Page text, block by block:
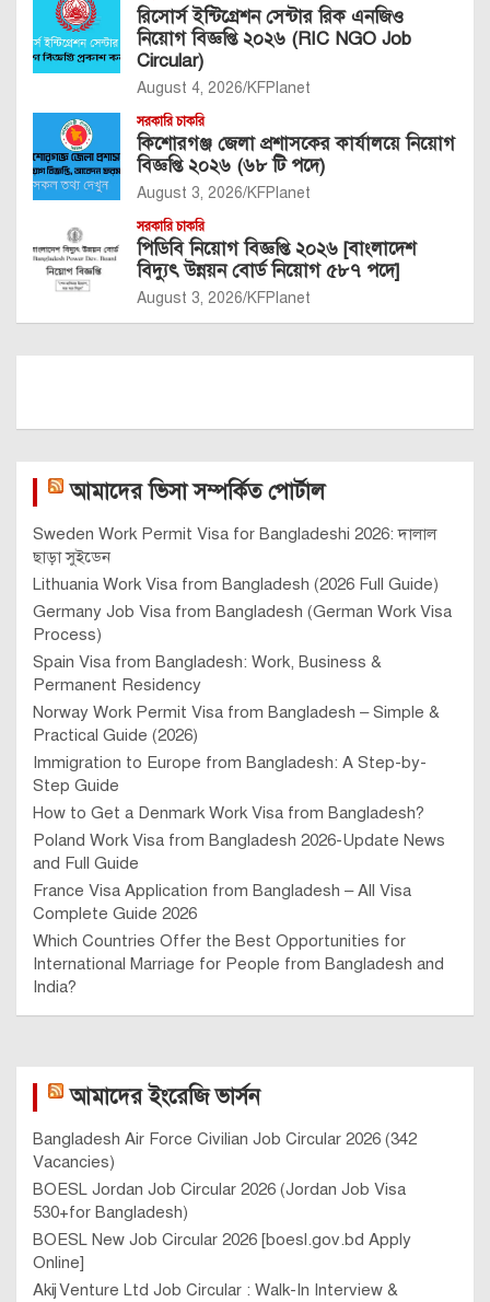
রিসোর্স ইন্টিগ্রেশন সেন্টার রিক এনজিও
নিয়োগ বিজ্ঞপ্তি ২০২৬ (RIC NGO Job
Circular)
August 4, 2026 KFPlanet
সরকারি চাকরি
কিশোরগঞ্জ জেলা প্রশাসকের কার্যালয়ে নিয়োগ
বিজ্ঞপ্তি ২০২৬ (৬৮ টি পদে)
August 3, 2026 KFPlanet
সরকারি চাকরি
পিডিবি নিয়োগ বিজ্ঞপ্তি ২০২৬ [বাংলাদেশ
বিদ্যুৎ উন্নয়ন বোর্ড নিয়োগ ৫৮৭ পদে]
August 3, 2026 KFPlanet
আমাদের ভিসা সম্পর্কিত পোর্টাল
Sweden Work Permit Visa for Bangladeshi 2026: দালাল
ছাড়া সুইডেন
Lithuania Work Visa from Bangladesh (2026 Full Guide)
Germany Job Visa from Bangladesh (German Work Visa
Process)
Spain Visa from Bangladesh: Work, Business &
Permanent Residency
Norway Work Permit Visa from Bangladesh – Simple &
Practical Guide (2026)
Immigration to Europe from Bangladesh: A Step-by-
Step Guide
How to Get a Denmark Work Visa from Bangladesh?
Poland Work Visa from Bangladesh 2026-Update News
and Full Guide
France Visa Application from Bangladesh – All Visa
Complete Guide 2026
Which Countries Offer the Best Opportunities for
International Marriage for People from Bangladesh and
India?
আমাদের ইংরেজি ভার্সন
Bangladesh Air Force Civilian Job Circular 2026 (342
Vacancies)
BOESL Jordan Job Circular 2026 (Jordan Job Visa
530+for Bangladesh)
BOESL New Job Circular 2026 [boesl.gov.bd Apply
Online]
Akij Venture Ltd Job Circular : Walk-In Interview &